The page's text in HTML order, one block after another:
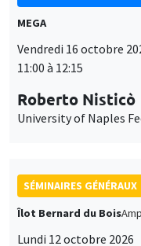
MEGA
Vendredi 16 octobre
11:00 à 12:15
Roberto Nisticò
University of Naples
SÉMINAIRES GÉNÉRAUX
Îlot Bernard du Bois
Lundi 12 octobre 2026